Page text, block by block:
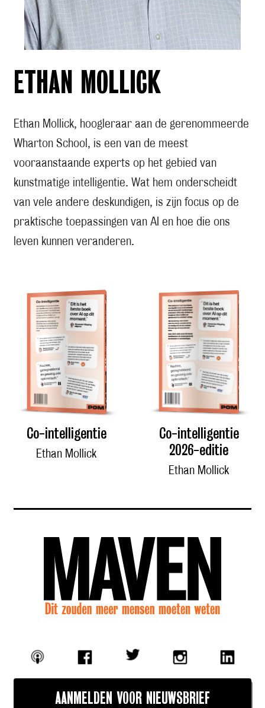
ETHAN MOLLICK
Ethan Mollick, hoogleraar aan de gerenommeerde
Wharton School, is een van de meest
vooraanstaande experts op het gebied van
kunstmatige intelligentie. Wat hem onderscheidt
van vele andere deskundigen, is zijn focus op de
praktische toepassingen van AI en hoe die ons
leven kunnen veranderen.
Co-intelligentie
Ethan Mollick
Co-intelligentie
2026-editie
Ethan Mollick
AANMELDEN VOOR NIEUWSBRIEF